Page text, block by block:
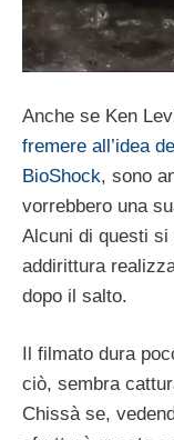
Anche se Ken
fremere all’idea
BioShock, sono
vorrebbero una
Alcuni di questi si
addirittura
dopo il salto.
Il filmato dura
ciò, sembra
Chissà se,